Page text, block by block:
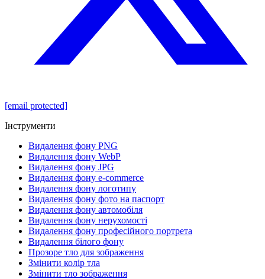
[email protected]
Інструменти
Видалення фону PNG
Видалення фону WebP
Видалення фону JPG
Видалення фону e-commerce
Видалення фону логотипу
Видалення фону фото на паспорт
Видалення фону автомобіля
Видалення фону нерухомості
Видалення фону професійного портрета
Видалення білого фону
Прозоре тло для зображення
Змінити колір тла
Змінити тло зображення